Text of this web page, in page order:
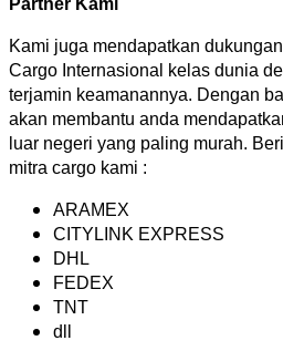
Partner Kami
Kami juga mendapatkan
Cargo Internasional kelas dunia
terjamin keamanannya. Dengan
akan membantu anda
luar negeri yang paling murah.
mitra cargo kami :
ARAMEX
CITYLINK EXPRESS
DHL
FEDEX
TNT
dll